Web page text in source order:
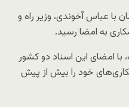
با عباس آخوندی، وزیر راه و
با امضای این اسناد دو کشور
خود را بیش از پیش